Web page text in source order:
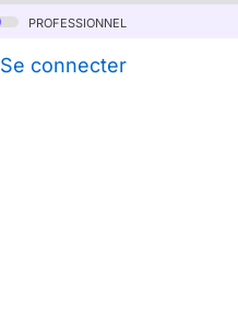
professionnel
Se connecter